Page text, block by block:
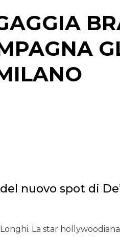
nuovo spot di
La star